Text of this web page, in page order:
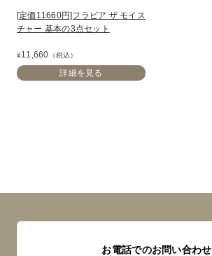
[定価11660円]フラビア ザ モイス
チャー 基本の3点セット
¥11,660 （税込）
詳細を見る
お電話でのお問い合わせ